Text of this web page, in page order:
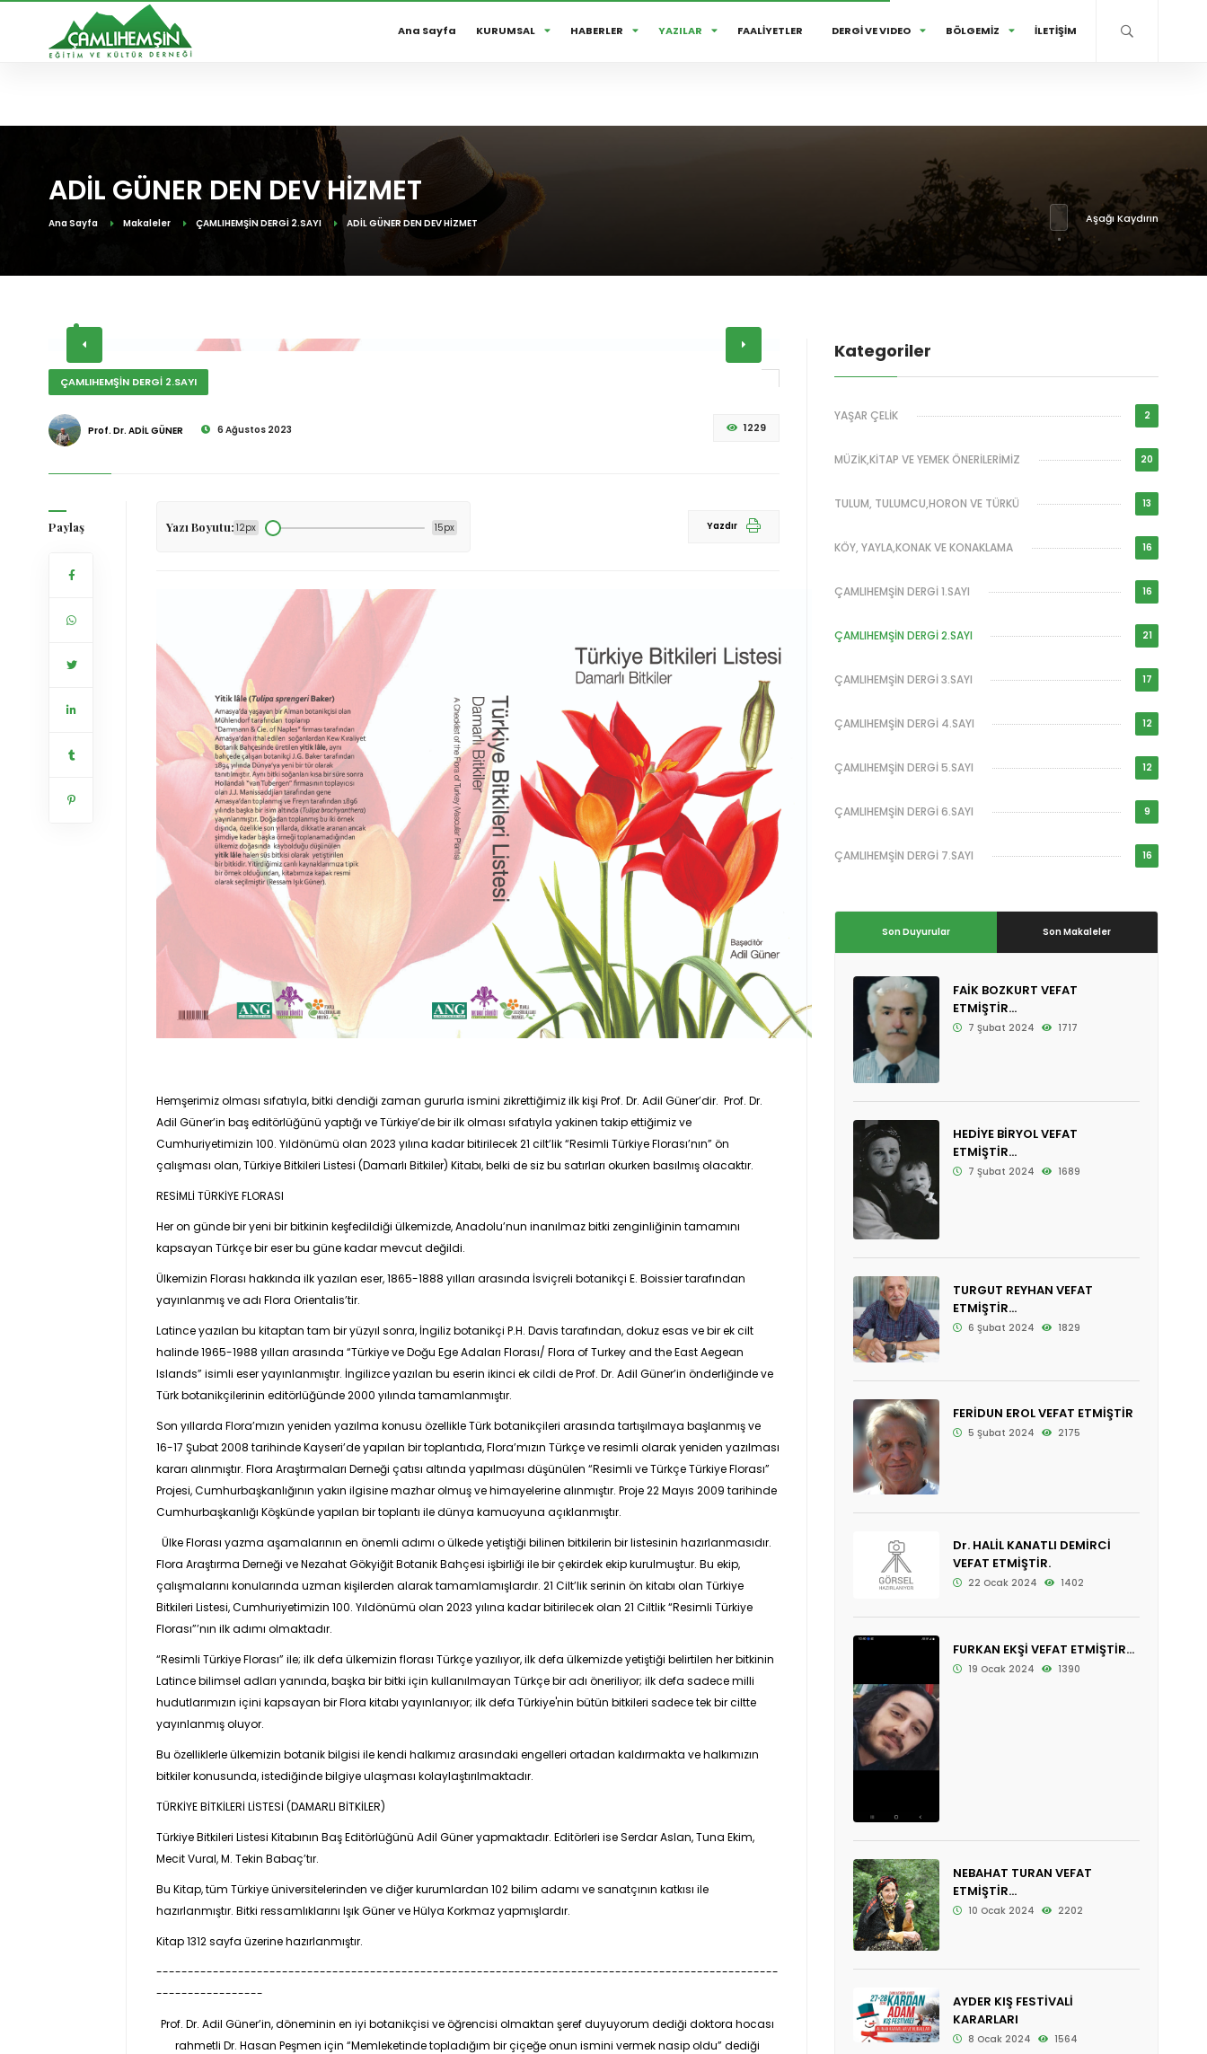
8
AĞU
2026
Duyurular:
RAHMET, MİNNET VE ŞÜKRANLARIMIZLA HER DAİM ANIYORUZ...
ADİL GÜNER DEN DEV HİZMET
Ana Sayfa Makaleler ÇAMLIHEMŞİN DERGİ 2.SAYI ADİL GÜNER DEN DEV HİZMET Aşağı Kaydırın
ÇAMLIHEMŞİN DERGİ 2.SAYI
Prof. Dr. ADİL GÜNER 6 Ağustos 2023 1229
Paylaş Yazı Boyutu: 12px 15px Yazdır
Hemşerimiz olması sıfatıyla, bitki dendiği zaman gururla ismini zikrettiğimiz ilk kişi Prof. Dr. Adil Güner’dir. Prof. Dr.
Adil Güner’in baş editörlüğünü yaptığı ve Türkiye’de bir ilk olması sıfatıyla yakinen takip ettiğimiz ve
Cumhuriyetimizin 100. Yıldönümü olan 2023 yılına kadar bitirilecek 21 cilt’lik “Resimli Türkiye Florası’nın” ön
çalışması olan, Türkiye Bitkileri Listesi (Damarlı Bitkiler) Kitabı, belki de siz bu satırları okurken basılmış olacaktır.
RESİMLİ TÜRKİYE FLORASI
Her on günde bir yeni bir bitkinin keşfedildiği ülkemizde, Anadolu’nun inanılmaz bitki zenginliğinin tamamını
kapsayan Türkçe bir eser bu güne kadar mevcut değildi.
Ülkemizin Florası hakkında ilk yazılan eser, 1865-1888 yılları arasında İsviçreli botanikçi E. Boissier tarafından
yayınlanmış ve adı Flora Orientalis’tir.
Latince yazılan bu kitaptan tam bir yüzyıl sonra, İngiliz botanikçi P.H. Davis tarafından, dokuz esas ve bir ek cilt
halinde 1965-1988 yılları arasında “Türkiye ve Doğu Ege Adaları Florası/ Flora of Turkey and the East Aegean
Islands” isimli eser yayınlanmıştır. İngilizce yazılan bu eserin ikinci ek cildi de Prof. Dr. Adil Güner’in önderliğinde ve
Türk botanikçilerinin editörlüğünde 2000 yılında tamamlanmıştır.
Son yıllarda Flora’mızın yeniden yazılma konusu özellikle Türk botanikçileri arasında tartışılmaya başlanmış ve
16-17 Şubat 2008 tarihinde Kayseri’de yapılan bir toplantıda, Flora’mızın Türkçe ve resimli olarak yeniden yazılması
kararı alınmıştır. Flora Araştırmaları Derneği çatısı altında yapılması düşünülen “Resimli ve Türkçe Türkiye Florası”
Projesi, Cumhurbaşkanlığının yakın ilgisine mazhar olmuş ve himayelerine alınmıştır. Proje 22 Mayıs 2009 tarihinde
Cumhurbaşkanlığı Köşkünde yapılan bir toplantı ile dünya kamuoyuna açıklanmıştır.
Ülke Florası yazma aşamalarının en önemli adımı o ülkede yetiştiği bilinen bitkilerin bir listesinin hazırlanmasıdır.
Flora Araştırma Derneği ve Nezahat Gökyiğit Botanik Bahçesi işbirliği ile bir çekirdek ekip kurulmuştur. Bu ekip,
çalışmalarını konularında uzman kişilerden alarak tamamlamışlardır. 21 Cilt’lik serinin ön kitabı olan Türkiye
Bitkileri Listesi, Cumhuriyetimizin 100. Yıldönümü olan 2023 yılına kadar bitirilecek olan 21 Ciltlik “Resimli Türkiye
Florası”’nın ilk adımı olmaktadır.
“Resimli Türkiye Florası” ile; ilk defa ülkemizin florası Türkçe yazılıyor, ilk defa ülkemizde yetiştiği belirtilen her bitkinin
Latince bilimsel adları yanında, başka bir bitki için kullanılmayan Türkçe bir adı öneriliyor; ilk defa sadece milli
hudutlarımızın içini kapsayan bir Flora kitabı yayınlanıyor; ilk defa Türkiye'nin bütün bitkileri sadece tek bir ciltte
yayınlanmış oluyor.
Bu özelliklerle ülkemizin botanik bilgisi ile kendi halkımız arasındaki engelleri ortadan kaldırmakta ve halkımızın
bitkiler konusunda, istediğinde bilgiye ulaşması kolaylaştırılmaktadır.
TÜRKİYE BİTKİLERİ LİSTESİ (DAMARLI BİTKİLER)
Türkiye Bitkileri Listesi Kitabının Baş Editörlüğünü Adil Güner yapmaktadır. Editörleri ise Serdar Aslan, Tuna Ekim,
Mecit Vural, M. Tekin Babaç’tır.
Bu Kitap, tüm Türkiye üniversitelerinden ve diğer kurumlardan 102 bilim adamı ve sanatçının katkısı ile
hazırlanmıştır. Bitki ressamlıklarını Işık Güner ve Hülya Korkmaz yapmışlardır.
Kitap 1312 sayfa üzerine hazırlanmıştır.
---------------------------------------------------------------------------------------------------
-----------------
Prof. Dr. Adil Güner’in, döneminin en iyi botanikçisi ve öğrencisi olmaktan şeref duyuyorum dediği doktora hocası
rahmetli Dr. Hasan Peşmen için “Memleketinde topladığım bir çiçeğe onun ismini vermek nasip oldu” dediği
Kategoriler
YAŞAR ÇELİK 2
MÜZİK,KİTAP VE YEMEK ÖNERİLERİMİZ 20
TULUM, TULUMCU,HORON VE TÜRKÜ 13
KÖY, YAYLA,KONAK VE KONAKLAMA 16
ÇAMLIHEMŞİN DERGİ 1.SAYI 16
ÇAMLIHEMŞİN DERGİ 2.SAYI 21
ÇAMLIHEMŞİN DERGİ 3.SAYI 17
ÇAMLIHEMŞİN DERGİ 4.SAYI 12
ÇAMLIHEMŞİN DERGİ 5.SAYI 12
ÇAMLIHEMŞİN DERGİ 6.SAYI 9
ÇAMLIHEMŞİN DERGİ 7.SAYI 16
Son Duyurular Son Makaleler
FAİK BOZKURT VEFAT
ETMİŞTİR...
7 Şubat 2024 1717
HEDİYE BİRYOL VEFAT
ETMİŞTİR...
7 Şubat 2024 1689
TURGUT REYHAN VEFAT
ETMİŞTİR...
6 Şubat 2024 1829
FERİDUN EROL VEFAT ETMİŞTİR
5 Şubat 2024 2175
Dr. HALİL KANATLI DEMİRCİ
VEFAT ETMİŞTİR.
22 Ocak 2024 1402
FURKAN EKŞİ VEFAT ETMİŞTİR...
19 Ocak 2024 1390
NEBAHAT TURAN VEFAT
ETMİŞTİR...
10 Ocak 2024 2202
AYDER KIŞ FESTİVALİ
KARARLARI
8 Ocak 2024 1564